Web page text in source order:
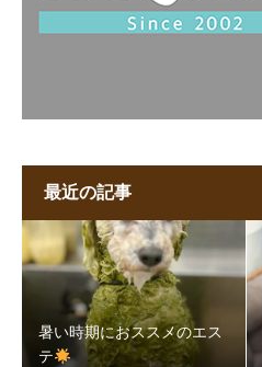
最近の記事
暑い時期におススメのエス
テ